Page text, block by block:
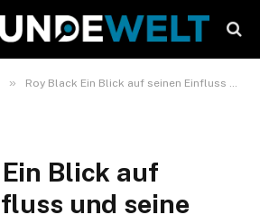
» Roy Black Ein Blick auf seinen Einfluss und seine Familie
Blick auf
und seine